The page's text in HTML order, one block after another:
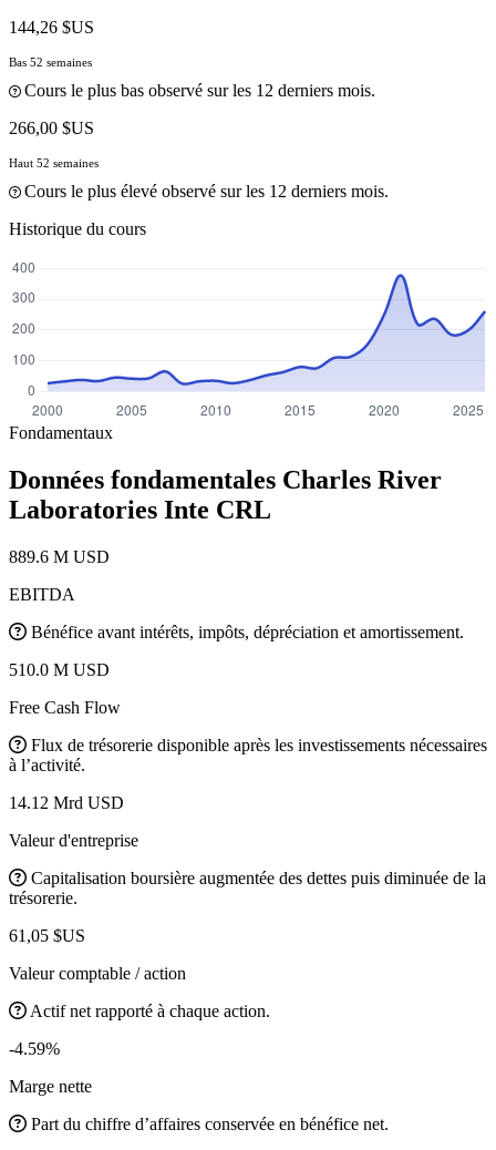
144,26 $US
Bas 52 semaines
Cours le plus bas observé sur les 12 derniers mois.
266,00 $US
Haut 52 semaines
Cours le plus élevé observé sur les 12 derniers mois.
Historique du cours
Fondamentaux
Données fondamentales Charles River
Laboratories Inte CRL
889.6 M USD
EBITDA
Bénéfice avant intérêts, impôts, dépréciation et amortissement.
510.0 M USD
Free Cash Flow
Flux de trésorerie disponible après les investissements nécessaires
à l’activité.
14.12 Mrd USD
Valeur d'entreprise
Capitalisation boursière augmentée des dettes puis diminuée de la
trésorerie.
61,05 $US
Valeur comptable / action
Actif net rapporté à chaque action.
-4.59%
Marge nette
Part du chiffre d’affaires conservée en bénéfice net.